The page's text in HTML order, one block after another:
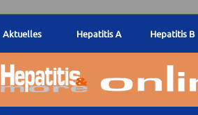
Aktuelles Hepatitis A Hepatitis B